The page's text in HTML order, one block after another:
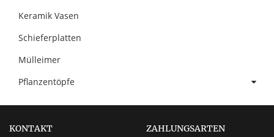
Keramik Vasen
Schieferplatten
Mülleimer
Pflanzentöpfe
KONTAKT ZAHLUNGSARTEN